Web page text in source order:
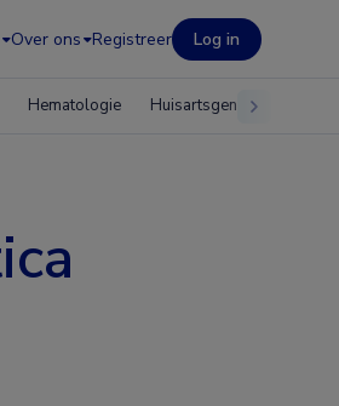
Over ons Registreer Log in
Hematologie Huisartsgeneeskunde